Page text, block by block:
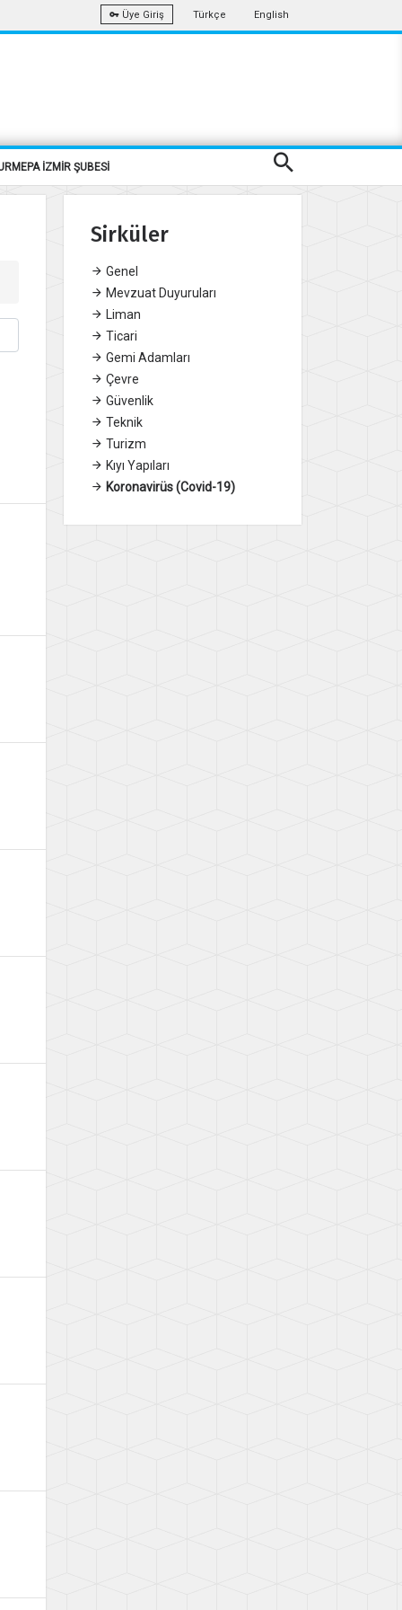
Üye Giriş Türkçe English
İZMİR ŞUBESİ
Sirküler
Genel
Mevzuat Duyuruları
Liman
Ticari
Gemi Adamları
Çevre
Güvenlik
Teknik
Turizm
Kıyı Yapıları
Koronavirüs (Covid-19)